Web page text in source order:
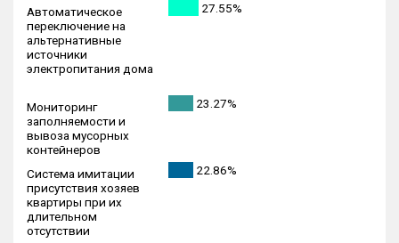
Автоматическое
переключение на
альтернативные
источники
электропитания дома
27.55%
Мониторинг
заполняемости и
вывоза мусорных
контейнеров
23.27%
Система имитации
присутствия хозяев
квартиры при их
длительном
отсутствии
22.86%